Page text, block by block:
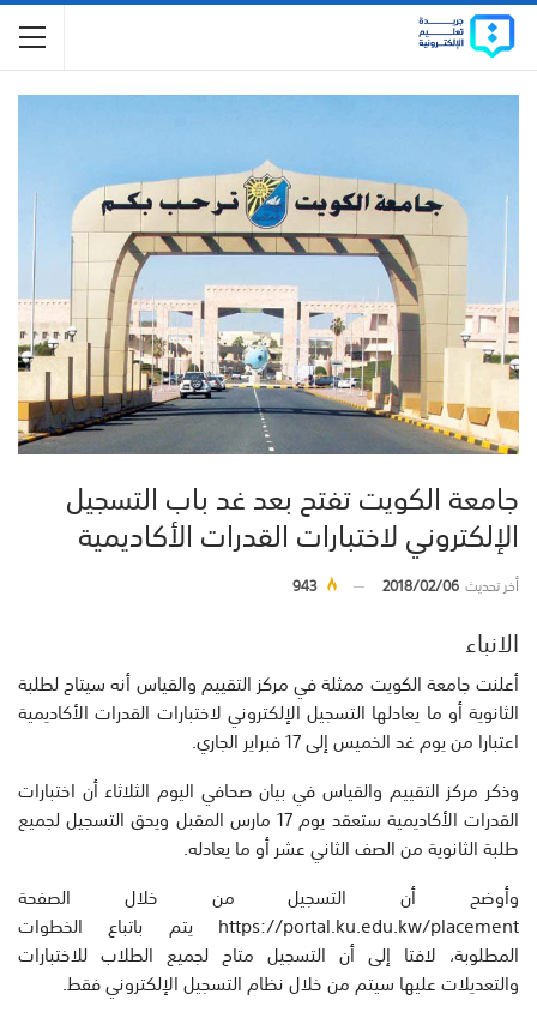
جامعة الكويت تفتح بعد غد باب التسجيل
الإلكتروني لاختبارات القدرات الأكاديمية
أخر تحديث2018/02/06
943
الانباء
أعلنت جامعة الكويت ممثلة في مركز التقييم والقياس أنه سيتاح لطلبة
الثانوية أو ما يعادلها التسجيل الإلكتروني لاختبارات القدرات الأكاديمية
اعتبارا من يوم غد الخميس إلى 17 فبراير الجاري.
وذكر مركز التقييم والقياس في بيان صحافي اليوم الثلاثاء أن اختبارات
القدرات الأكاديمية ستعقد يوم 17 مارس المقبل ويحق التسجيل لجميع
طلبة الثانوية من الصف الثاني عشر أو ما يعادله.
وأوضح أن التسجيل من خلال الصفحة
https://portal.ku.edu.kw/placement يتم باتباع الخطوات
المطلوبة، لافتا إلى أن التسجيل متاح لجميع الطلاب للاختبارات
والتعديلات عليها سيتم من خلال نظام التسجيل الإلكتروني فقط.